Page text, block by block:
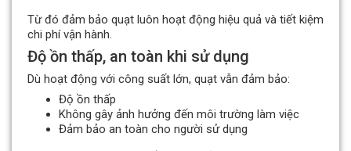
Từ đó đảm bảo quạt luôn hoạt động hiệu quả và tiết kiệm
chi phí vận hành.
Độ ồn thấp, an toàn khi sử dụng
Dù hoạt động với công suất lớn, quạt vẫn đảm bảo:
Độ ồn thấp
Không gây ảnh hưởng đến môi trường làm việc
Đảm bảo an toàn cho người sử dụng